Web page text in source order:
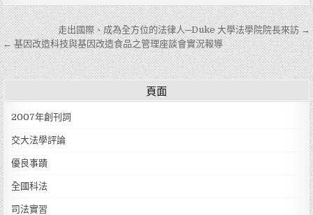
文章導覽走出國際、成為全方位的法律人─Duke 大學法學院院長來訪 →
← 基因改造科技與基因改造食品之管理座談會實況報導
頁面
2007年創刊詞
交大法學評論
優良事蹟
全國科法
司法實習